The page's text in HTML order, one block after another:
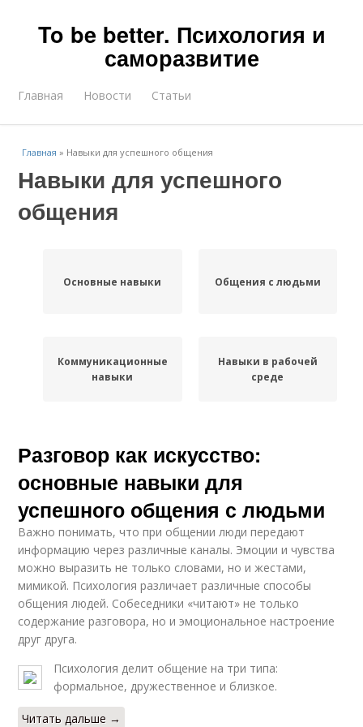
To be better. Психология и
саморазвитие
Главная Новости Статьи
Главная » Навыки для успешного общения
Навыки для успешного
общения
Основные навыки Общения с людьми
Коммуникационные
навыки
Навыки в рабочей
среде
Разговор как искусство:
основные навыки для
успешного общения с людьми
Важно понимать, что при общении люди передают
информацию через различные каналы. Эмоции и чувства
можно выразить не только словами, но и жестами,
мимикой. Психология различает различные способы
общения людей. Собеседники «читают» не только
содержание разговора, но и эмоциональное настроение
друг друга.
Психология делит общение на три типа:
формальное, дружественное и близкое.
Читать дальше →